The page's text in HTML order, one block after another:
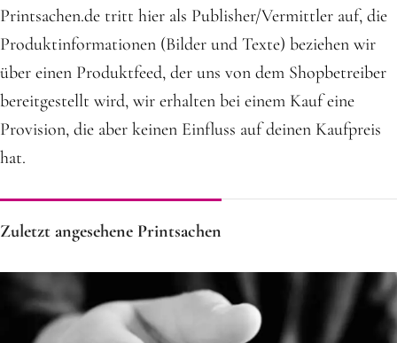
Printsachen.de tritt hier als Publisher/Vermittler auf, die
Produktinformationen (Bilder und Texte) beziehen wir
über einen Produktfeed, der uns von dem Shopbetreiber
bereitgestellt wird, wir erhalten bei einem Kauf eine
Provision, die aber keinen Einfluss auf deinen Kaufpreis
hat.
Zuletzt angesehene Printsachen